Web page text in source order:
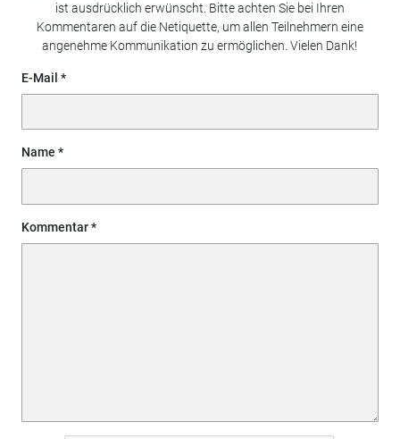
ist ausdrücklich erwünscht. Bitte achten Sie bei Ihren
Kommentaren auf die Netiquette, um allen Teilnehmern eine
angenehme Kommunikation zu ermöglichen. Vielen Dank!
E-Mail
Name
Kommentar